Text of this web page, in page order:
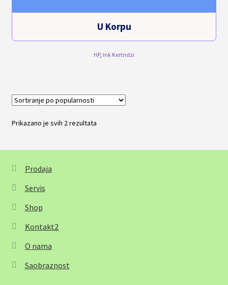
U Korpu
HP, Ink Kertridzi
Prikazano je svih 2 rezultataSortirano
Prodaja
Servis
Shop
Kontakt2
O nama
Saobraznost